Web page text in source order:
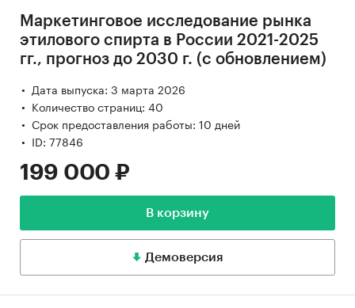
Маркетинговое исследование рынка
этилового спирта в России 2021-2025
гг., прогноз до 2030 г. (с обновлением)
Дата выпуска: 3 марта 2026
Количество страниц: 40
Срок предоставления работы: 10 дней
ID: 77846
199 000 ₽
В корзину
Демоверсия